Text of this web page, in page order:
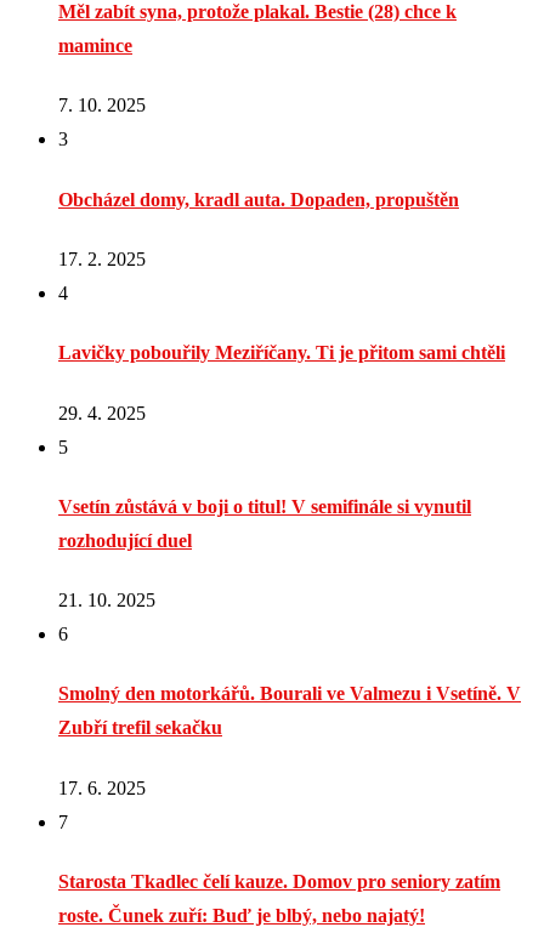
Měl zabít syna, protože plakal. Bestie (28) chce k
mamince
7. 10. 2025
3
Obcházel domy, kradl auta. Dopaden, propuštěn
17. 2. 2025
4
Lavičky pobouřily Meziříčany. Ti je přitom sami chtěli
29. 4. 2025
5
Vsetín zůstává v boji o titul! V semifinále si vynutil
rozhodující duel
21. 10. 2025
6
Smolný den motorkářů. Bourali ve Valmezu i Vsetíně. V
Zubří trefil sekačku
17. 6. 2025
7
Starosta Tkadlec čelí kauze. Domov pro seniory zatím
roste. Čunek zuří: Buď je blbý, nebo najatý!